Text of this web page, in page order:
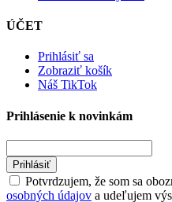
ÚČET
Prihlásiť sa
Zobraziť košík
Náš TikTok
Prihlásenie k novinkám
Prihlásiť
Potvrdzujem, že som sa
osobných údajov a udeľujem